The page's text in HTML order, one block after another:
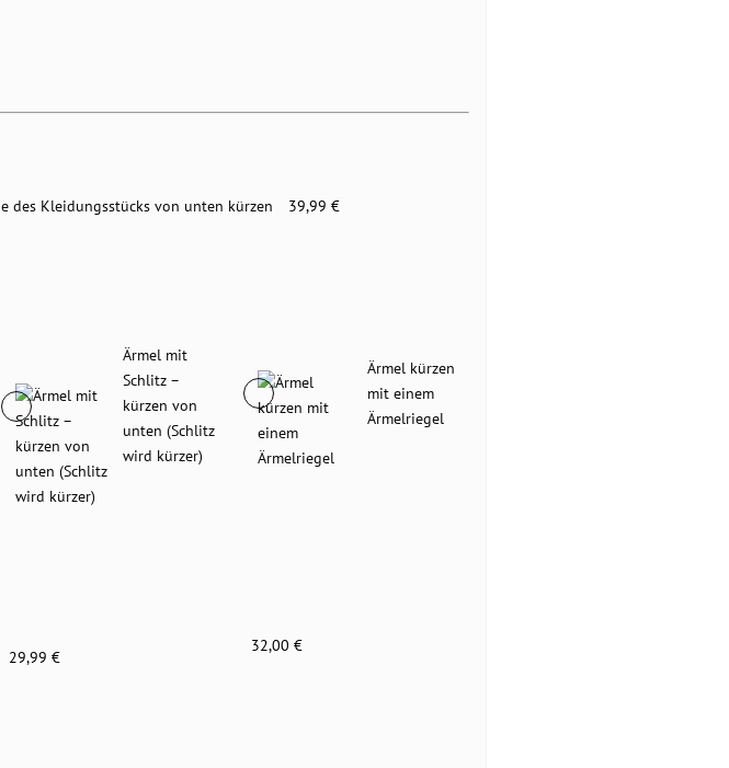
des Kleidungsstücks von unten kürzen 39,99 €
Ärmel mit
Schlitz –
kürzen von
unten (Schlitz
wird kürzer)
29,99 €
Ärmel kürzen
mit einem
Ärmelriegel
32,00 €